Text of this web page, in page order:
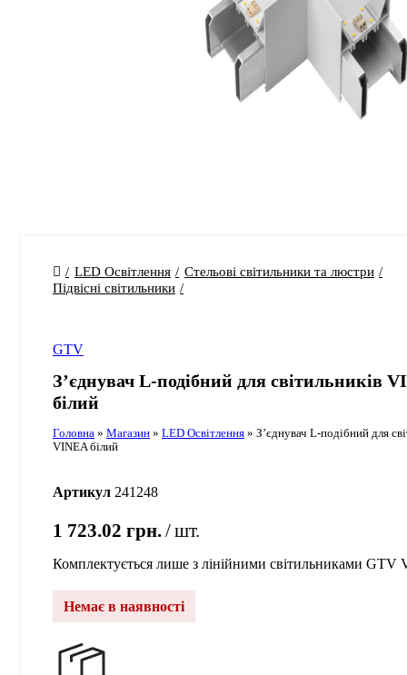
LED Освітлення
Стельові світильники та люстри
Підвісні світильники
GTV
З’єднувач L-подібний для світильників
білий
Головна » Магазин » LED Освітлення » З’єднувач L-подібний для
VINEA білий
Артикул 241248
1 723.02 грн. шт.
Комплектується лише з лінійними світильниками GTV
Немає в наявності